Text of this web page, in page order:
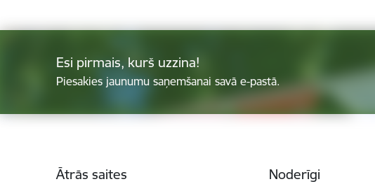
Esi pirmais, kurš uzzina!
Piesakies jaunumu saņemšanai savā e-pastā.
Ātrās saites Noderīgi